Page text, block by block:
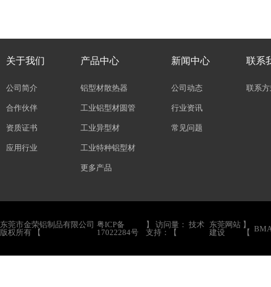
关于我们
公司简介
合作伙伴
资质证书
应用行业
产品中心
铝型材散热器
工业铝型材圆管
工业异型材
工业特种铝型材
更多产品
新闻中心
公司动态
行业资讯
常见问题
联系
联系
东莞市金荣铝制品有限公司
版权所有 【
粤ICP备
17022284号
】 访问量： 技术
支持：【
东莞网站
建设
】
【